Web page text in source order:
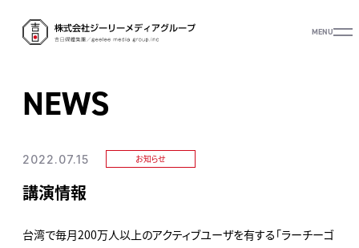
MENU
NEWS
2022.07.15 お知らせ
講演情報
台湾で毎月200万人以上のアクティブユーザを有する「ラーチーゴ